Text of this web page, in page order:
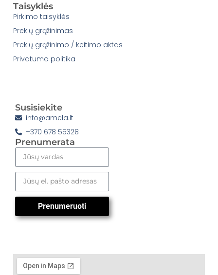
Taisyklės
Pirkimo taisyklės
Prekių grąžinimas
Prekių grąžinimo / keitimo aktas
Privatumo politika
Susisiekite
info@amela.lt
+370 678 55328
Prenumerata
Prenumeruoti